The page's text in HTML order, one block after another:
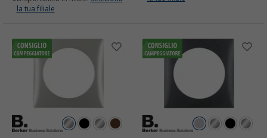
la tua filiale